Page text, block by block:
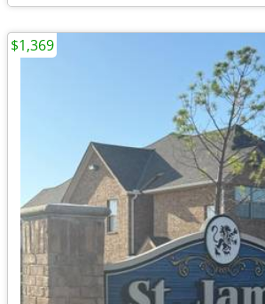
$1,369